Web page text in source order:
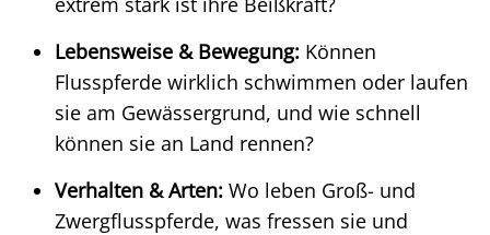
Lebensweise & Bewegung: Können
Flusspferde wirklich schwimmen oder laufen
sie am Gewässergrund, und wie schnell
können sie an Land rennen?
Verhalten & Arten: Wo leben Groß- und
Zwergflusspferde, was fressen sie und